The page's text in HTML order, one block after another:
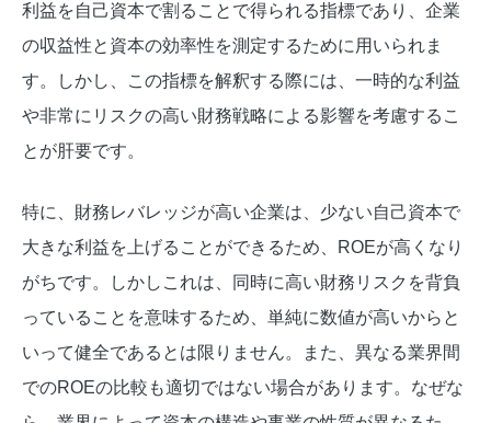
利益を自己資本で割ることで得られる指標であり、企業
の収益性と資本の効率性を測定するために用いられま
す。しかし、この指標を解釈する際には、一時的な利益
や非常にリスクの高い財務戦略による影響を考慮するこ
とが肝要です。
特に、財務レバレッジが高い企業は、少ない自己資本で
大きな利益を上げることができるため、ROEが高くなり
がちです。しかしこれは、同時に高い財務リスクを背負
っていることを意味するため、単純に数値が高いからと
いって健全であるとは限りません。また、異なる業界間
でのROEの比較も適切ではない場合があります。なぜな